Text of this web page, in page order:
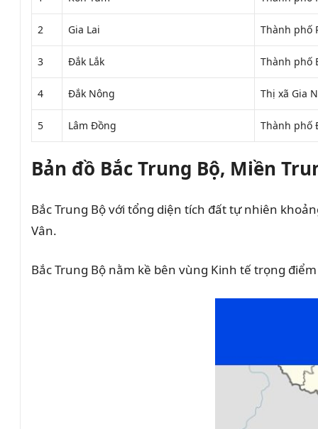
2 Gia Lai Thành phố
3 Đắk Lắk Thành phố
4 Đắk Nông Thị xã Gia
5 Lâm Đồng Thành phố
Bản đồ Bắc Trung Bộ, Miền
Bắc Trung Bộ với tổng diện tích đất tự nhiên
Vân.
Bắc Trung Bộ nằm kề bên vùng Kinh tế trọng